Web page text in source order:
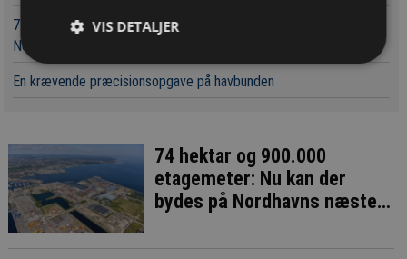
74 hektar og 900.000 etagemeter: Nu kan der bydes på
Nordhavns næste bykvarter
En krævende præcisionsopgave på havbunden
74 hektar og 900.000
etagemeter: Nu kan der
bydes på Nordhavns næste
VIS DETALJER